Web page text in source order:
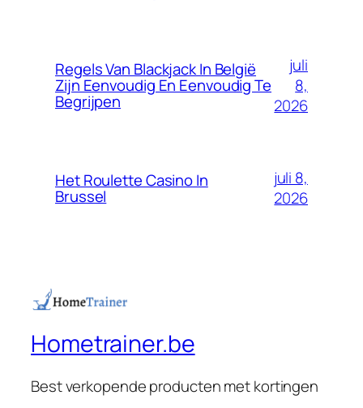
Regels Van Blackjack In België
Zijn Eenvoudig En Eenvoudig Te
Begrijpen
juli
8,
2026
Het Roulette Casino In
Brussel
juli 8,
2026
Hometrainer.be
Best verkopende producten met kortingen